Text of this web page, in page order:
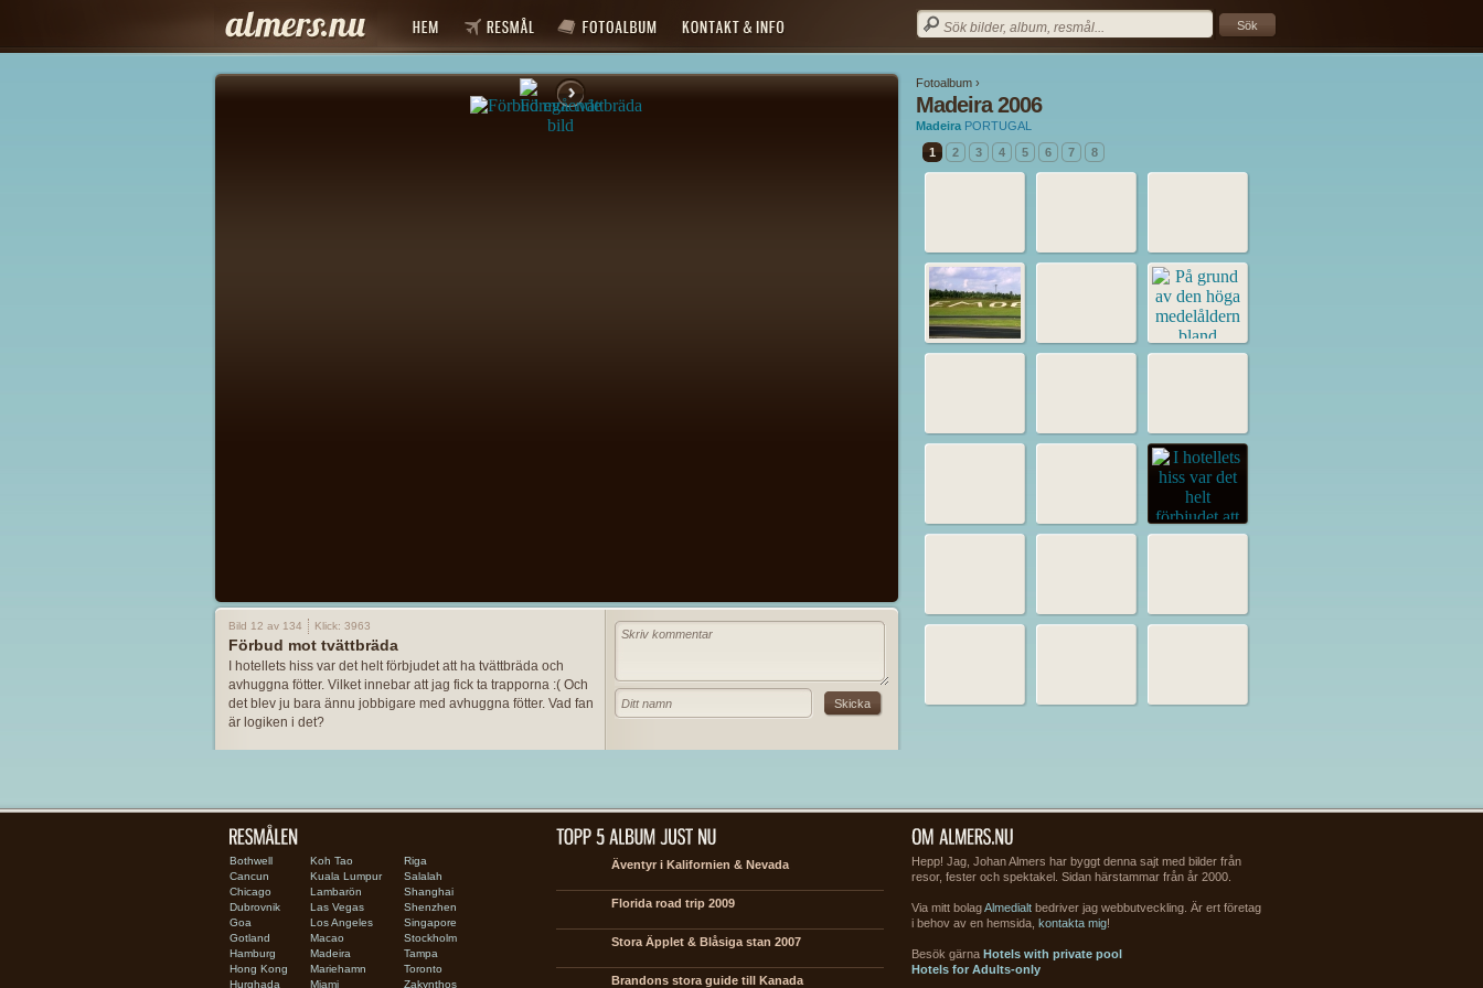
Bild 12 av 134 Klick: 3963
Förbud mot tvättbräda
I hotellets hiss var det helt förbjudet att ha tvättbräda och
avhuggna fötter. Vilket innebar att jag fick ta trapporna :( Och
det blev ju bara ännu jobbigare med avhuggna fötter. Vad fan
är logiken i det?
Fotoalbum ›
Madeira 2006
Madeira PORTUGAL
1
2 3 4 5 6 7 8
Bothwell
Cancun
Chicago
Dubrovnik
Goa
Gotland
Hamburg
Hong Kong
Hurghada
Koh Tao
Kuala Lumpur
Lambarön
Las Vegas
Los Angeles
Macao
Madeira
Mariehamn
Miami
Riga
Salalah
Shanghai
Shenzhen
Singapore
Stockholm
Tampa
Toronto
Zakynthos
Äventyr i Kalifornien & Nevada
Florida road trip 2009
Stora Äpplet & Blåsiga stan 2007
Brandons stora guide till Kanada
Hepp! Jag, Johan Almers har byggt denna sajt med bilder från
resor, fester och spektakel. Sidan härstammar från år 2000.
Via mitt bolagAlmedialtbedriver jag webbutveckling. Är ert företag
i behov av en hemsida, kontakta mig!
Besök gärna Hotels with private pool
Hotels for Adults-only